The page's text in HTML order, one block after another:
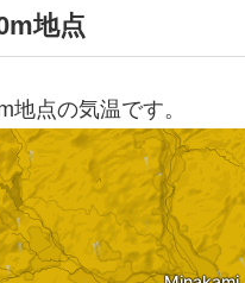
地点
地点の気温です。